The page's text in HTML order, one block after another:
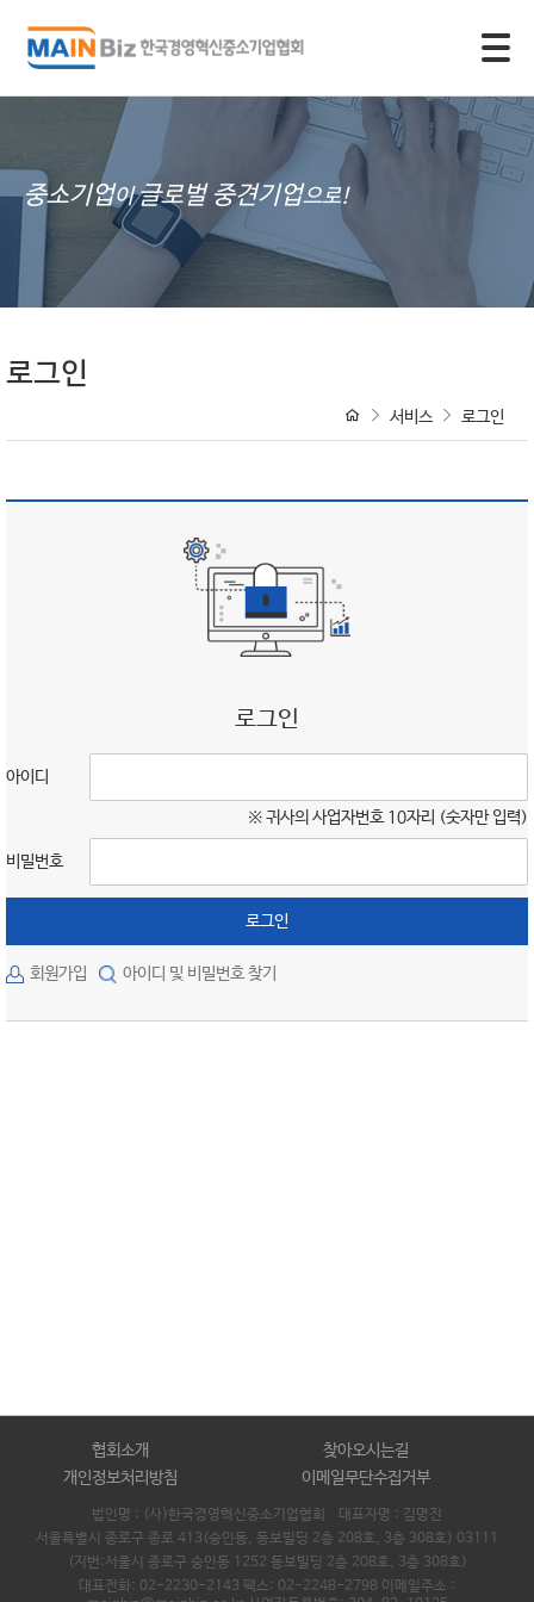
중소기업이글로벌 중견기업으로!
로그인
서비스 로그인
로그인
아이디
※ 귀사의 사업자번호 10자리 (숫자만 입력)
비밀번호
로그인
회원가입 아이디 및 비밀번호 찾기
협회소개
찾아오시는길
개인정보처리방침
이메일무단수집거부
법인명 : (사)한국경영혁신중소기업협회 대표자명 : 김명진
서울특별시 종로구 종로 413(숭인동, 동보빌딩 2층 208호, 3층 308호) 03111
(지번:서울시 종로구 숭인동 1252 동보빌딩 2층 208호, 3층 308호)
대표전화: 02-2230-2143 팩스: 02-2248-2798 이메일주소 :